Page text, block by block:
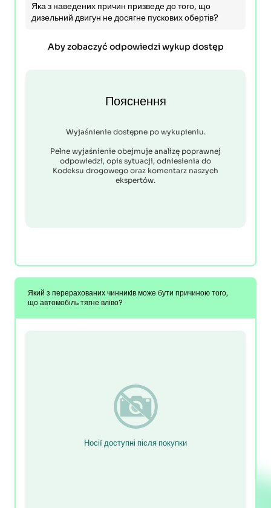
Яка з наведених причин призведе до того, що
дизельний двигун не досягне пускових обертів?
Aby zobaczyć odpowiedzi wykup dostęp
Пояснення
Wyjaśnienie dostępne po wykupieniu.
Pełne wyjaśnienie obejmuje analizę poprawnej
odpowiedzi, opis sytuacji, odniesienia do
Kodeksu drogowego oraz komentarz naszych
ekspertów.
Який з перерахованих чинників може бути причиною того,
що автомобіль тягне вліво?
Носії доступні після покупки